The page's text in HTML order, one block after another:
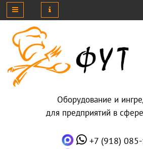
Оборудование и
для предприятий в
+7 (918)